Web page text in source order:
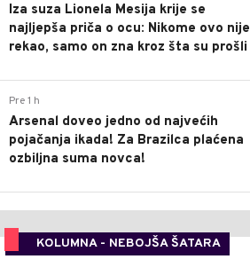
Iza suza Lionela Mesija krije se
najljepša priča o ocu: Nikome ovo nije
rekao, samo on zna kroz šta su prošli
Pre 1 h
Arsenal doveo jedno od najvećih
pojačanja ikada! Za Brazilca plaćena
ozbiljna suma novca!
KOLUMNA - NEBOJŠA ŠATARA